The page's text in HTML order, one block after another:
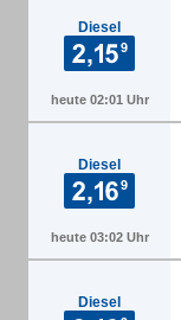
Diesel
heute 02:01 Uhr
Diesel
heute 03:02 Uhr
Diesel